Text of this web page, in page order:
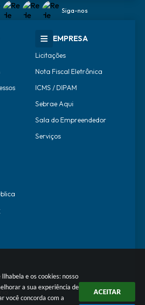
e os cookies: nosso
a sua experiência de
você concorda com a
ACEITAR
Siga-nos
EMPRESA
Licitações
Nota Fiscal Eletrônica
ICMS / DIPAM
Sebrae Aqui
Sala do Empreendedor
Serviços